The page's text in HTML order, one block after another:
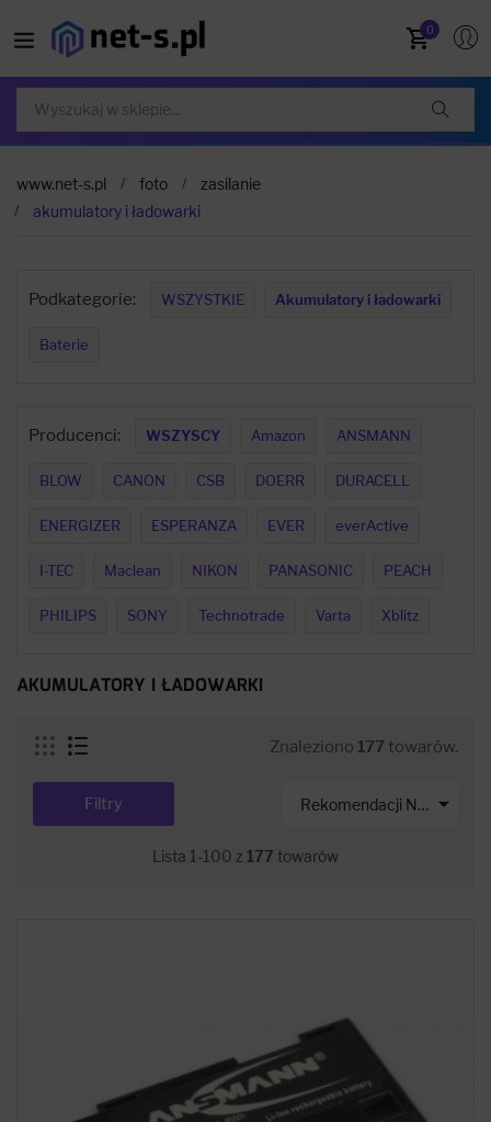
0
www.net-s.pl foto
zasilanie
akumulatory i ładowarki
Podkategorie: WSZYSTKIE Akumulatory i ładowarki
Baterie
Producenci: WSZYSCY Amazon ANSMANN
BLOW CANON CSB DOERR DURACELL
ENERGIZER ESPERANZA EVER everActive
I-TEC Maclean NIKON PANASONIC PEACH
PHILIPS SONY Technotrade Varta Xblitz
AKUMULATORY I ŁADOWARKI
Znaleziono 177 towarów.
Rekomendacji Net-s 
Filtry
Lista 1-100 z 177 towarów